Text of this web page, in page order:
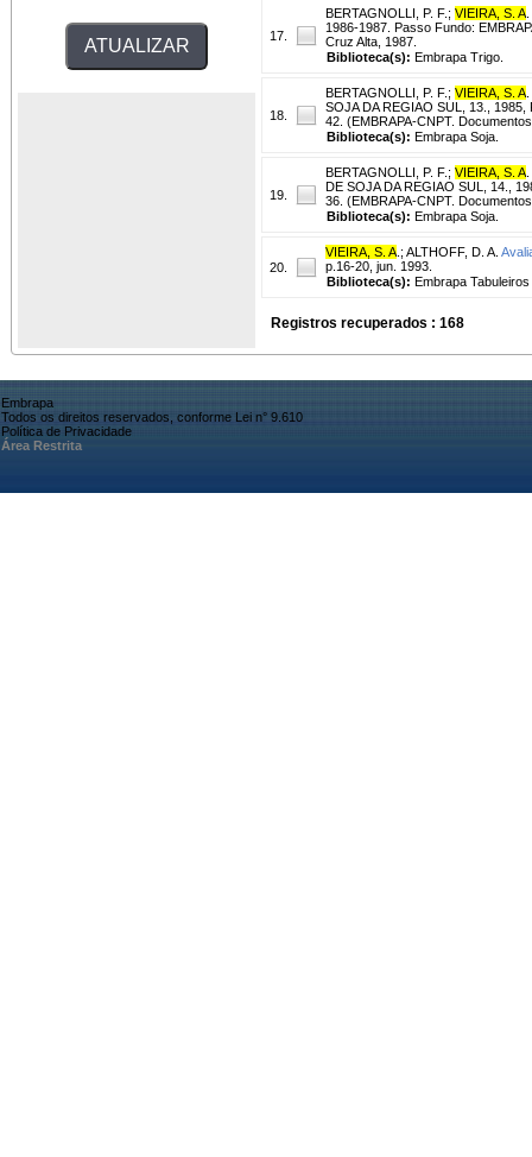
17.
BERTAGNOLLI, P. F. ; VIEIRA, S. A
1986-1987. Passo Fundo:
Cruz Alta, 1987.
Biblioteca(s): Embrapa Trigo.
18.
BERTAGNOLLI, P. F. ; VIEIRA, S. A
SOJA DA REGIAO SUL, 13.,
42. (EMBRAPA-CNPT.
Biblioteca(s): Embrapa Soja.
19.
BERTAGNOLLI, P. F. ; VIEIRA, S. A
DE SOJA DA REGIAO SUL, 14.,
36. (EMBRAPA-CNPT.
Biblioteca(s): Embrapa Soja.
20.
VIEIRA, S. A ; ALTHOFF, D. A.
p.16-20, jun. 1993.
Biblioteca(s): Embrapa
Registros recuperados : 168
Embrapa
Todos os direitos reservados, conforme Lei n° 9.610
Política de Privacidade
Área Restrita